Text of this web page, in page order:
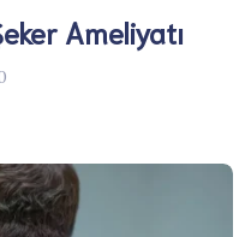
Ameliyatı